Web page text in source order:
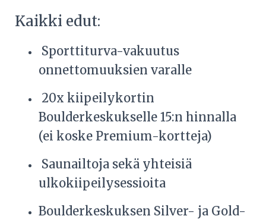
Kaikki edut:
Sporttiturva-vakuutus
onnettomuuksien varalle
20x kiipeilykortin
Boulderkeskukselle 15:n hinnalla
(ei koske Premium-kortteja)
Saunailtoja sekä yhteisiä
ulkokiipeilysessioita
Boulderkeskuksen Silver- ja Gold-